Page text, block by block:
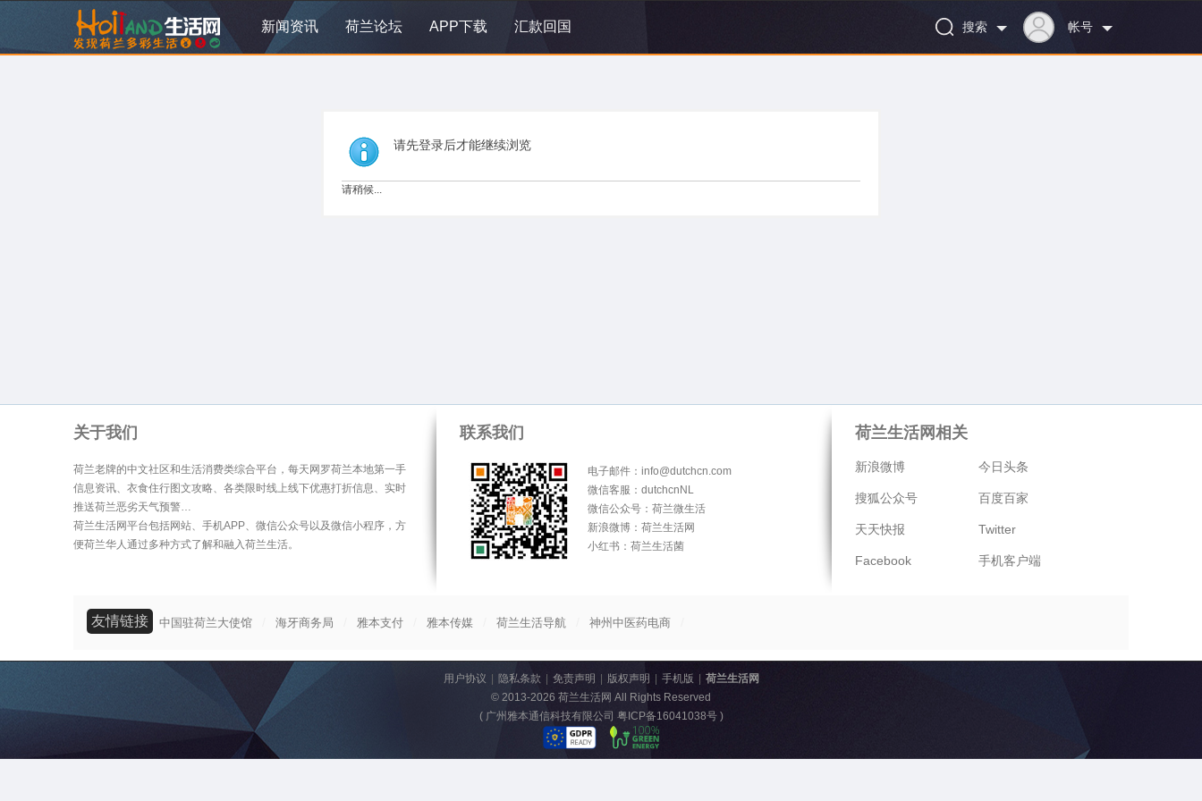
新闻资讯 荷兰论坛 APP下载 汇款回国 帐号
搜索
请先登录后才能继续浏览
请稍候...
关于我们
荷兰老牌的中文社区和生活消费类综合平台，每天网罗荷兰本地第一手
信息资讯、衣食住行图文攻略、各类限时线上线下优惠打折信息、实时
推送荷兰恶劣天气预警…
荷兰生活网平台包括网站、手机APP、微信公众号以及微信小程序，方
便荷兰华人通过多种方式了解和融入荷兰生活。
联系我们
电子邮件：info@dutchcn.com
微信客服：dutchcnNL
微信公众号：荷兰微生活
新浪微博：荷兰生活网
小红书：荷兰生活菌
荷兰生活网相关
新浪微博 今日头条
搜狐公众号 百度百家
天天快报 Twitter
Facebook 手机客户端
友情链接 中国驻荷兰大使馆 海牙商务局 雅本支付 雅本传媒 荷兰生活导航 神州中医药电商
用户协议 隐私条款 免责声明 版权声明 手机版
荷兰生活网
© 2013-2026 荷兰生活网 All Rights Reserved
( 广州雅本通信科技有限公司 粤ICP备16041038号)